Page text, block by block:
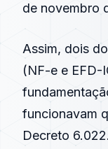
de novembro
Assim, dois
(NF-e e EFD-
funcionavam
Decreto